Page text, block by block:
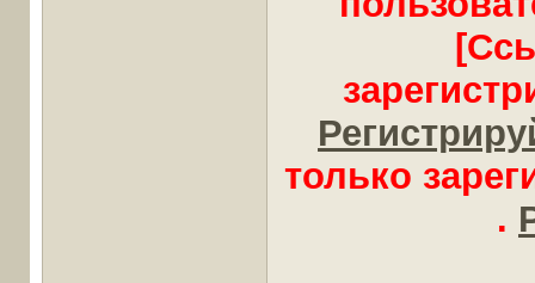
только
.